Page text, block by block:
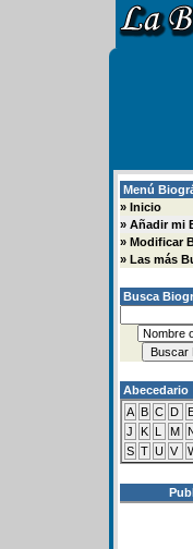
Menú
» Inicio
» Añadir mi
» Modificar
» Las más
Busca
Abecedario
A B C D
J
K L M
S T U V